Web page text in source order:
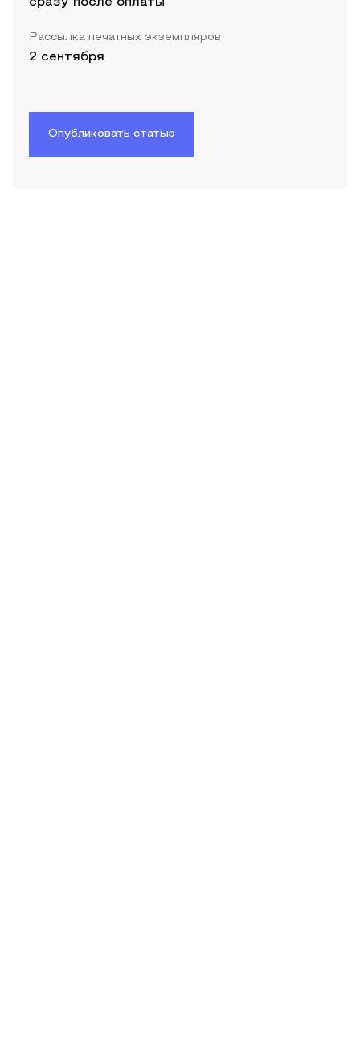
сразу после оплаты
Рассылка печатных экземпляров
2 сентября
Опубликовать статью